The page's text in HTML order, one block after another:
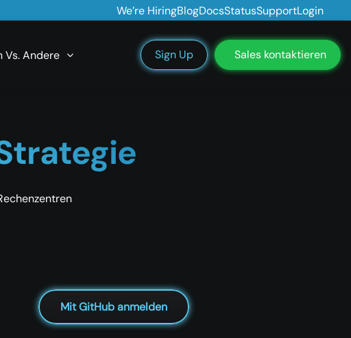
We’re HiringBlogDocsStatusSupportLogin
Vs. Andere Sign Up Sales kontaktieren
Mit GitHub anmelden